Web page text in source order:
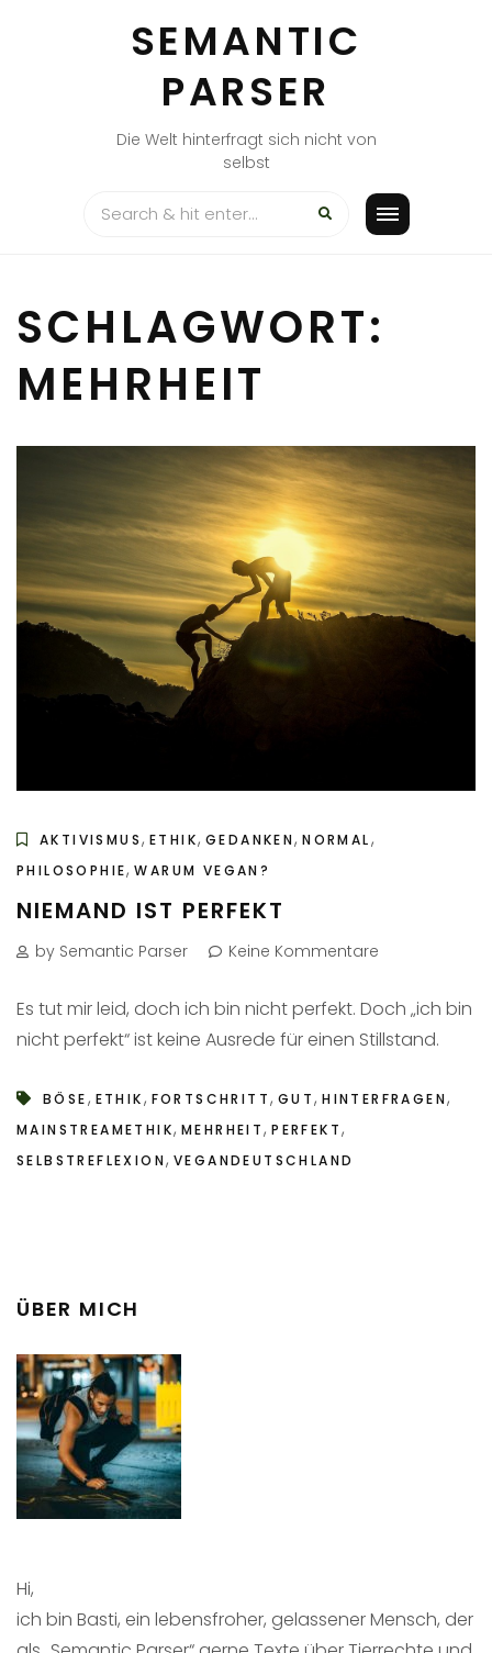
SEMANTIC
PARSER
Die Welt hinterfragt sich nicht von
selbst
SCHLAGWORT:
MEHRHEIT
AKTIVISMUS, ETHIK, GEDANKEN,NORMAL,
PHILOSOPHIE,WARUM VEGAN?
NIEMAND IST PERFEKT
by Semantic Parser Keine Kommentare
Es tut mir leid, doch ich bin nicht perfekt. Doch „ich bin
nicht perfekt“ ist keine Ausrede für einen Stillstand.
BÖSE, ETHIK, FORTSCHRITT,GUT,HINTERFRAGEN,
MAINSTREAMETHIK, MEHRHEIT,PERFEKT,
SELBSTREFLEXION, VEGANDEUTSCHLAND
ÜBER MICH
Hi,
ich bin Basti, ein lebensfroher, gelassener Mensch, der